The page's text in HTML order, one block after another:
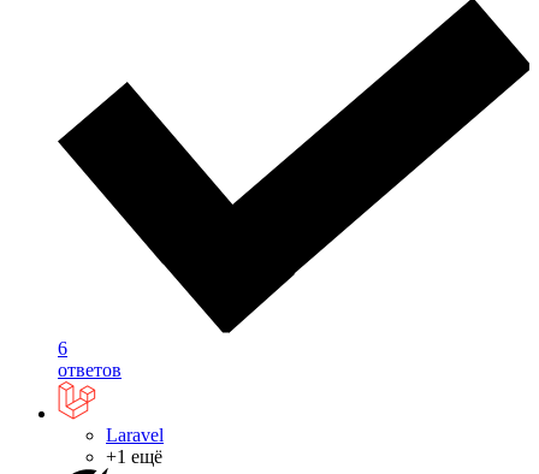
6
ответов
Laravel
+1 ещё